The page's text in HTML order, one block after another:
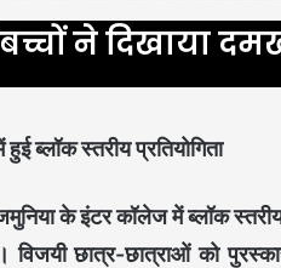
ने दिखाया
ब्लॉक स्तरीय प्रतियोगिता
के इंटर कॉलेज में ब्लॉक स्तरीय
विजयी छात्र-छात्राओं को